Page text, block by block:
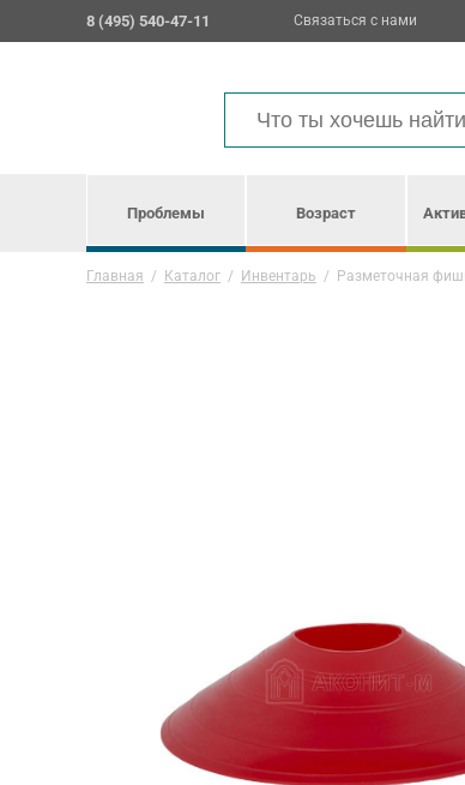
8 (495) 540-47-11 Связаться с нами
Проблемы Возраст
Главная / Каталог / Инвентарь / Разметочная